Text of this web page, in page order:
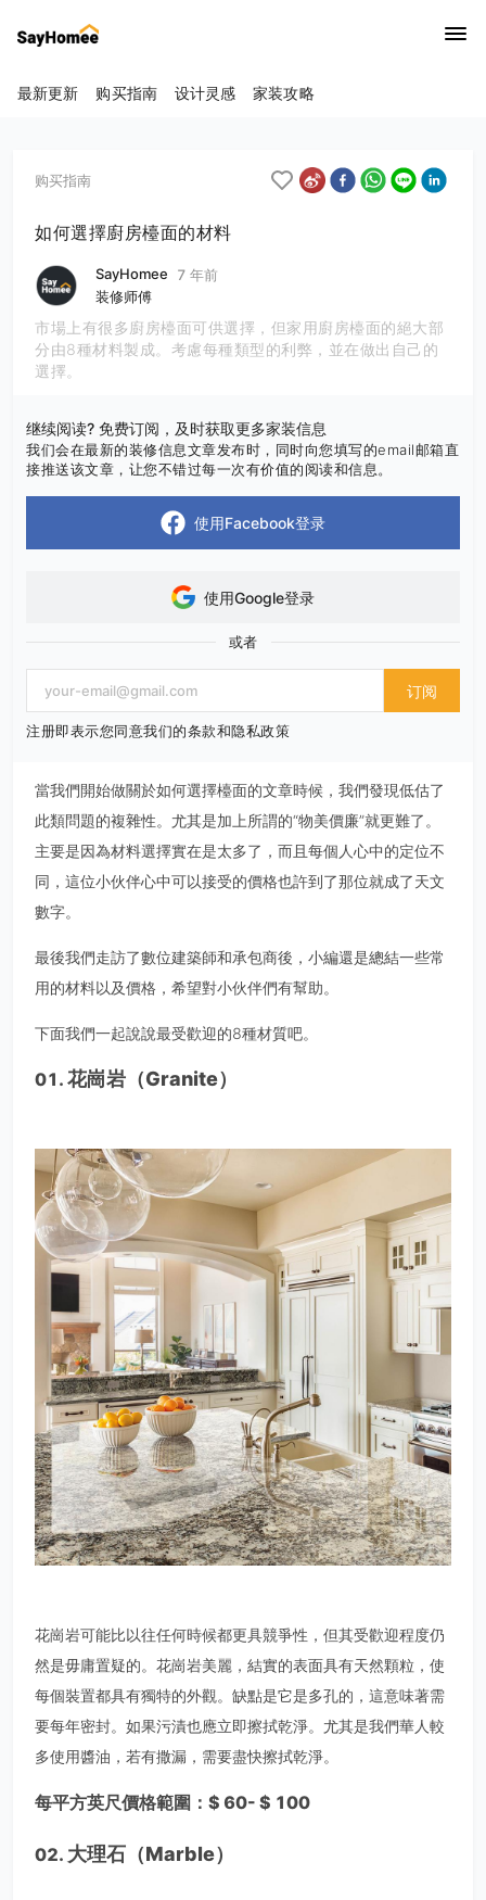
最新更新 购买指南 设计灵感 家装攻略
购买指南
如何選擇廚房檯面的材料
SayHomee
7 年前
装修师傅
市場上有很多廚房檯面可供選擇，但家用廚房檯面的絕大部
分由8種材料製成。考慮每種類型的利弊，並在做出自己的
選擇。
继续阅读? 免费订阅，及时获取更多家装信息
我们会在最新的装修信息文章发布时，同时向您填写的email邮箱直
接推送该文章，让您不错过每一次有价值的阅读和信息。
使用Facebook登录
使用Google登录
或者
订阅
注册即表示您同意我们的条款和隐私政策
當我們開始做關於如何選擇檯面的文章時候，我們發現低估了
此類問題的複雜性。尤其是加上所謂的“物美價廉”就更難了。
主要是因為材料選擇實在是太多了，而且每個人心中的定位不
同，這位小伙伴心中可以接受的價格也許到了那位就成了天文
數字。
最後我們走訪了數位建築師和承包商後，小編還是總結一些常
用的材料以及價格，希望對小伙伴們有幫助。
下面我們一起說說最受歡迎的8種材質吧。
01. 花崗岩（Granite）
花崗岩可能比以往任何時候都更具競爭性，但其受歡迎程度仍
然是毋庸置疑的。花崗岩美麗，結實的表面具有天然顆粒，使
每個裝置都具有獨特的外觀。缺點是它是多孔的，這意味著需
要每年密封。如果污漬也應立即擦拭乾淨。尤其是我們華人較
多使用醬油，若有撒漏，需要盡快擦拭乾淨。
每平方英尺價格範圍：$ 60- $ 100
02. 大理石（Marble）